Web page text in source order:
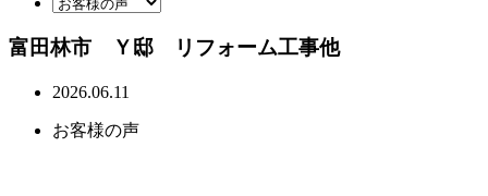
富田林市 Ｙ邸 リフォーム工事他
2026.06.11
お客様の声